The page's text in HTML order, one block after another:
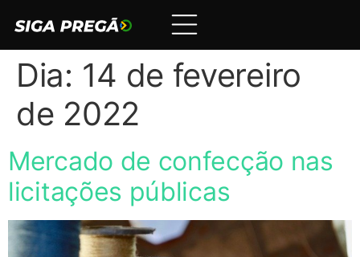
Dia: 14 de fevereiro
de 2022
Mercado de confecção nas
licitações públicas